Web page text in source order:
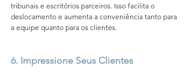
tribunais e escritórios parceiros. Isso facilita o
deslocamento e aumenta a conveniência tanto para
a equipe quanto para os clientes.
6. Impressione Seus Clientes